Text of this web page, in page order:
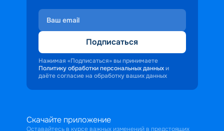
Подписаться
Нажимая «Подписаться» вы принимаете
Политику обработки персональных данных и
даёте согласие на обработку ваших данных
Скачайте приложение
Оставайтесь в курсе важных изменений в предстоящих